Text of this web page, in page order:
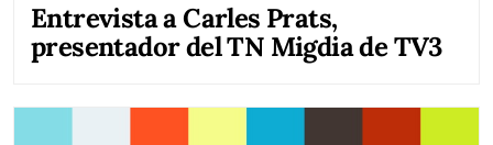
Entrevista a Carles Prats,
presentador del TN Migdia de TV3